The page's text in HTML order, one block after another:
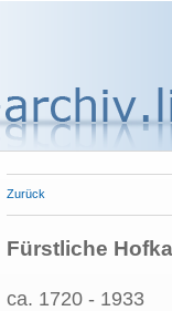
Zurück
Fürstliche
ca. 1720 - 1933